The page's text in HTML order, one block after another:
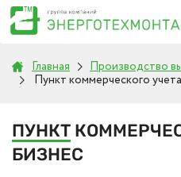
Главная
Производство
Пункт коммерческого
ПУНКТ
БИЗНЕС